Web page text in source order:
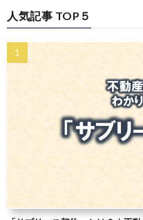
人気記事 TOP５